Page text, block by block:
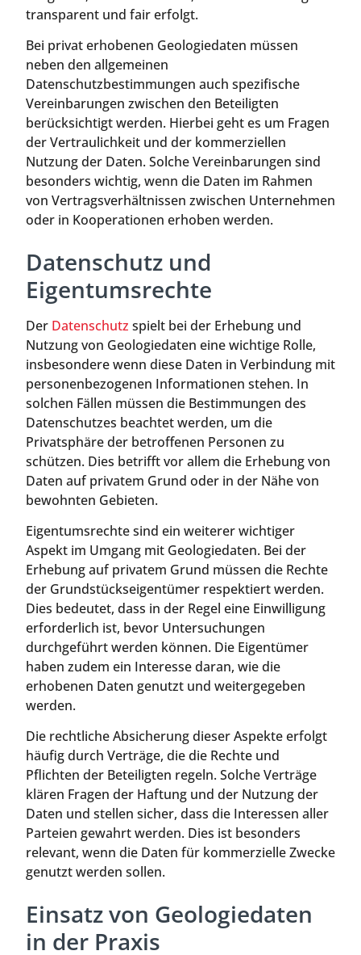
transparent und fair erfolgt.
Bei privat erhobenen Geologiedaten müssen
neben den allgemeinen
Datenschutzbestimmungen auch spezifische
Vereinbarungen zwischen den Beteiligten
berücksichtigt werden. Hierbei geht es um Fragen
der Vertraulichkeit und der kommerziellen
Nutzung der Daten. Solche Vereinbarungen sind
besonders wichtig, wenn die Daten im Rahmen
von Vertragsverhältnissen zwischen Unternehmen
oder in Kooperationen erhoben werden.
Datenschutz und
Eigentumsrechte
Der Datenschutz spielt bei der Erhebung und
Nutzung von Geologiedaten eine wichtige Rolle,
insbesondere wenn diese Daten in Verbindung mit
personenbezogenen Informationen stehen. In
solchen Fällen müssen die Bestimmungen des
Datenschutzes beachtet werden, um die
Privatsphäre der betroffenen Personen zu
schützen. Dies betrifft vor allem die Erhebung von
Daten auf privatem Grund oder in der Nähe von
bewohnten Gebieten.
Eigentumsrechte sind ein weiterer wichtiger
Aspekt im Umgang mit Geologiedaten. Bei der
Erhebung auf privatem Grund müssen die Rechte
der Grundstückseigentümer respektiert werden.
Dies bedeutet, dass in der Regel eine Einwilligung
erforderlich ist, bevor Untersuchungen
durchgeführt werden können. Die Eigentümer
haben zudem ein Interesse daran, wie die
erhobenen Daten genutzt und weitergegeben
werden.
Die rechtliche Absicherung dieser Aspekte erfolgt
häufig durch Verträge, die die Rechte und
Pflichten der Beteiligten regeln. Solche Verträge
klären Fragen der Haftung und der Nutzung der
Daten und stellen sicher, dass die Interessen aller
Parteien gewahrt werden. Dies ist besonders
relevant, wenn die Daten für kommerzielle Zwecke
genutzt werden sollen.
Einsatz von Geologiedaten
in der Praxis